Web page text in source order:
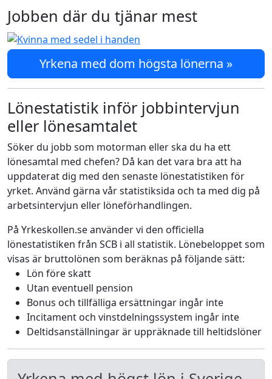
Jobben där du tjänar mest
Yrkena med dom högsta lönerna »
Lönestatistik inför jobbintervjun
eller lönesamtalet
Söker du jobb som motorman eller ska du ha ett
lönesamtal med chefen? Då kan det vara bra att ha
uppdaterat dig med den senaste lönestatistiken för
yrket. Använd gärna vår statistiksida och ta med dig på
arbetsintervjun eller löneförhandlingen.
På Yrkeskollen.se använder vi den officiella
lönestatistiken från SCB i all statistik. Lönebeloppet som
visas är bruttolönen som beräknas på följande sätt:
Lön före skatt
Utan eventuell pension
Bonus och tillfälliga ersättningar ingår inte
Incitament och vinstdelningssystem ingår inte
Deltidsanställningar är uppräknade till heltidslöner